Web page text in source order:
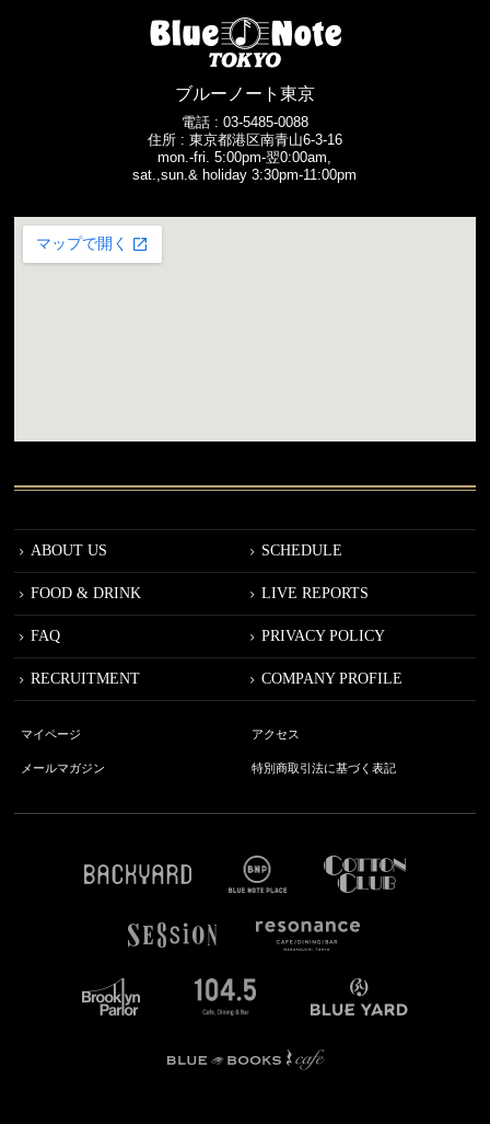
ブルーノート東京
電話 : 03-5485-0088
住所 : 東京都港区南青山6-3-16
mon.-fri. 5:00pm-翌0:00am,
sat.,sun.& holiday 3:30pm-11:00pm
ABOUT US SCHEDULE
FOOD & DRINK LIVE REPORTS
FAQ PRIVACY POLICY
RECRUITMENT COMPANY PROFILE
マイページ アクセス
メールマガジン 特別商取引法に基づく表記